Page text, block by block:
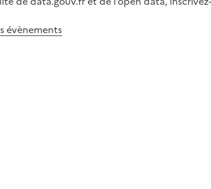
évènements